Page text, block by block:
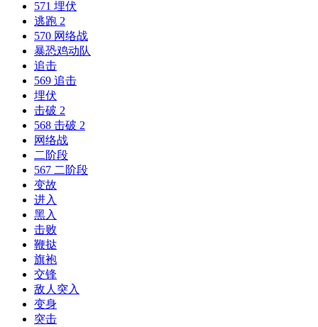
571 埋伏
逃跑 2
570 网络战
暴恐鸡动队
追击
569 追击
埋伏
击破 2
568 击破 2
网络战
二阶段
567 二阶段
变故
进入
黑入
击败
鞭挞
旗袍
交锋
敌人突入
变身
突击